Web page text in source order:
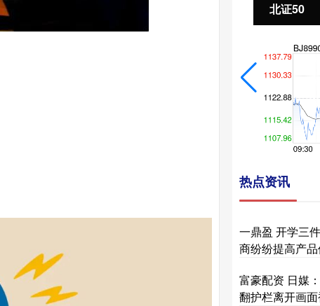
沪深300 北证50
热点资讯
一鼎盈 开学三
商纷纷提高产
富豪配资 日媒
翻护栏离开画